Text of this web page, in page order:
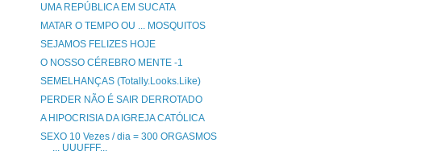
UMA REPÚBLICA EM SUCATA
MATAR O TEMPO OU ... MOSQUITOS
SEJAMOS FELIZES HOJE
O NOSSO CÉREBRO MENTE -1
SEMELHANÇAS (Totally.Looks.Like)
PERDER NÃO É SAIR DERROTADO
A HIPOCRISIA DA IGREJA CATÓLICA
SEXO 10 Vezes / dia = 300 ORGASMOS
... UUUFFF...